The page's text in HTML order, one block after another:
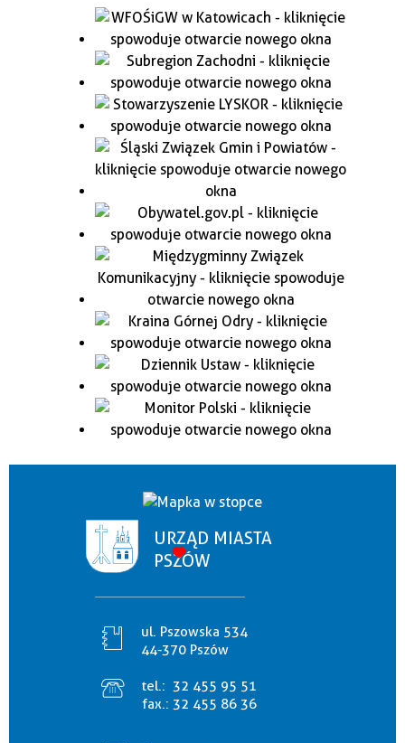
URZĄD MIASTA
PSZÓW
ul. Pszowska 534
44-370 Pszów
tel.: 32 455 95 51
fax.: 32 455 86 36